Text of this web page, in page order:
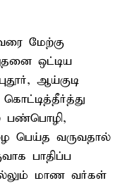
மேற்கு
ஒட்டிய
ஆய்குடி
பண்பொழி,
பெய்த வருவதால்
பாதிப்ப
மாண வர்கள்